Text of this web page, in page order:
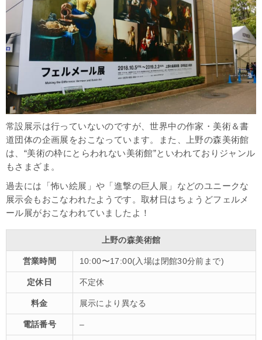
常設展示は行っていないのですが、世界中の作家・美術＆書
道団体の企画展をおこなっています。また、上野の森美術館
は、“美術の枠にとらわれない美術館”といわれておりジャンル
もさまざま。
過去には「怖い絵展」や「進撃の巨人展」などのユニークな
展示会もおこなわれたようです。取材日はちょうどフェルメ
ール展がおこなわれていましたよ！
上野の森美術館
営業時間 10:00〜17:00(入場は閉館30分前まで)
定休日 不定休
料金 展示により異なる
電話番号 –